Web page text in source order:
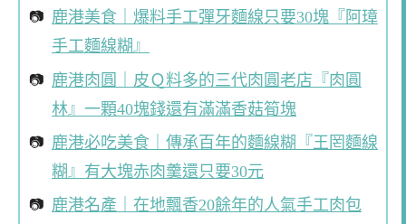
鹿港美食｜爆料手工彈牙麵線只要30塊『阿璋
手工麵線糊』
鹿港肉圓｜皮Ｑ料多的三代肉圓老店『肉圓
林』一顆40塊錢還有滿滿香菇筍塊
鹿港必吃美食｜傳承百年的麵線糊『王罔麵線
糊』有大塊赤肉羹還只要30元
鹿港名產｜在地飄香20餘年的人氣手工肉包